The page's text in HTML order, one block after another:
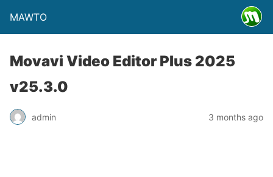
MAWTO
Movavi Video Editor Plus 2025
v25.3.0
admin 3 months ago